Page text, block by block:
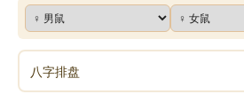
八字排盘